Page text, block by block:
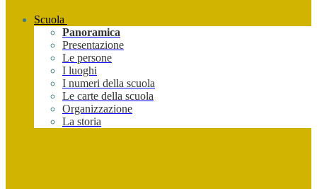
Scuola
Panoramica
Presentazione
Le persone
I luoghi
I numeri della scuola
Le carte della scuola
Organizzazione
La storia